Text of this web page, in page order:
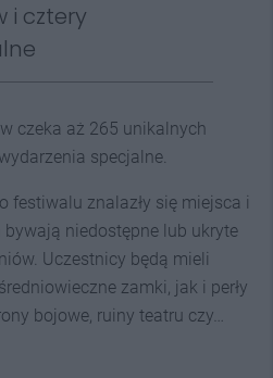
i cztery
czeka aż 265 unikalnych
specjalne.
festiwalu znalazły się miejsca i
niedostępne lub ukryte
Uczestnicy będą mieli
zamki, jak i perły
bojowe, ruiny teatru czy…